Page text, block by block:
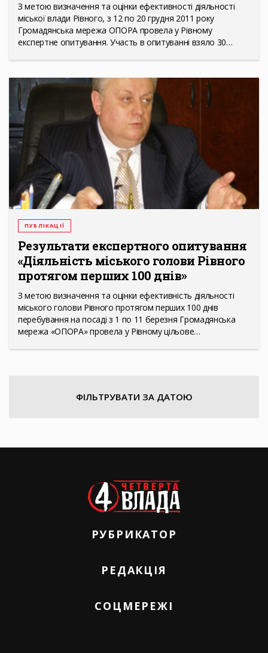
З метою визначення та оцінки ефективності діяльності
міської влади Рівного, з 12 по 20 грудня 2011 року
Громадянська мережа ОПОРА провела у Рівному
експертне опитування. Участь в опитуванні взяло 30…
ПУБЛІКАЦІЇ
Результати експертного опитування
«Діяльність міського голови Рівного
протягом перших 100 днів»
З метою визначення та оцінки ефективність діяльності
міського голови Рівного протягом перших 100 днів
перебування на посаді з 1 по 11 березня Громадянська
мережа «ОПОРА» провела у Рівному цільове…
ФІЛЬТРУВАТИ ЗА ДАТОЮ
РУБРИКАТОР
РЕДАКЦІЯ
СОЦМЕРЕЖІ